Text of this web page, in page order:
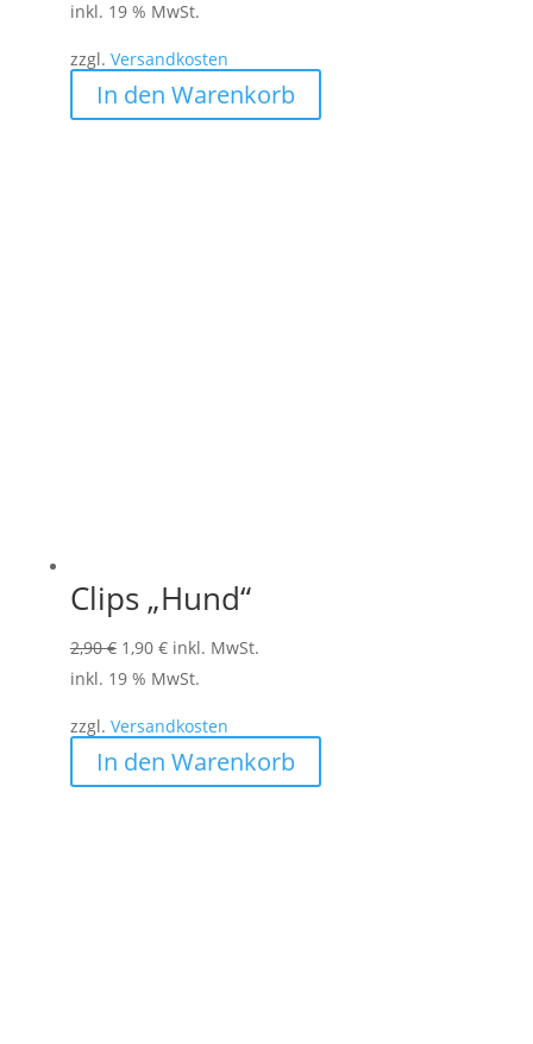
inkl. 19 % MwSt.
zzgl. Versandkosten
In den Warenkorb
Clips „Hund“
2,90€ Ursprünglicher
Preis
2,90 €
1,90 €Aktueller
Preis
1,90 €.
inkl. MwSt.
inkl. 19 % MwSt.
zzgl. Versandkosten
In den Warenkorb